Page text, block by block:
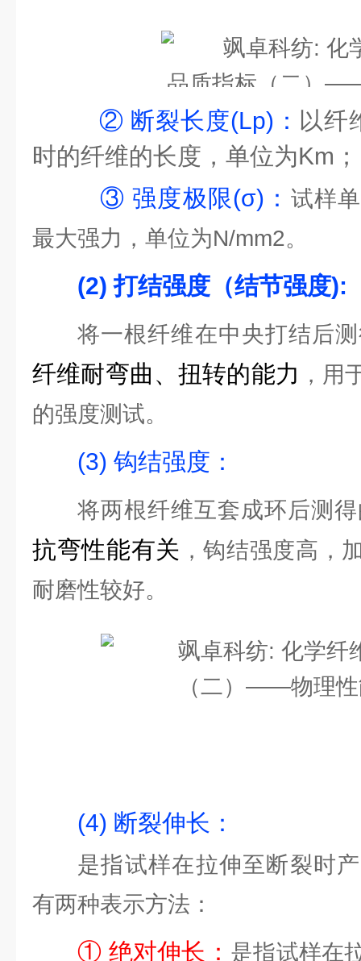
② 断裂长度(Lp)： 以纤
时的纤维的长度，单位为Km；
③ 强度极限(σ)： 试样
最大强力，单位为N/mm2。
(2) 打结强度（结节强度):
将一根纤维在中央打结后
纤维耐弯曲、扭转的能力 ，用
的强度测试。
(3) 钩结强度：
将两根纤维互套成环后测
抗弯性能有关 ，钩结强度高，
耐磨性较好。
(4) 断裂伸长：
是指试样在拉伸至断裂时
有两种表示方法：
① 绝对伸长： 是指试样在